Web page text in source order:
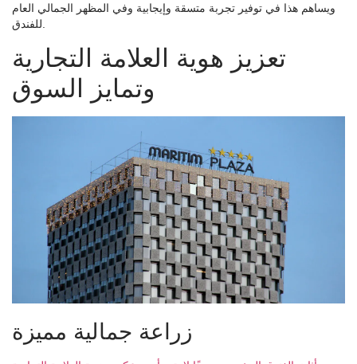
ويساهم هذا في توفير تجربة متسقة وإيجابية وفي المظهر الجمالي العام
تعزيز هوية العلامة التجارية
وتمايز السوق
زراعة جمالية مميزة